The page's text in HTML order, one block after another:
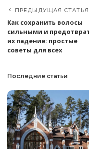
ПРЕДЫДУЩАЯ СТАТЬЯ
Как сохранить волосы
сильными и
их падение: простые
советы для всех
Последние статьи